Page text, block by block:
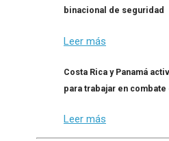
binacional de seguridad
Leer más
Costa Rica y Panamá
para trabajar en
Leer más